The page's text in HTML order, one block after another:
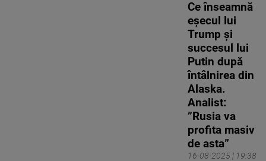
16-08-2025 | 19:38
Ce înseamnă
eșecul lui
Trump și
succesul lui
Putin după
întâlnirea din
Alaska.
Analist:
”Rusia va
profita masiv
de asta”